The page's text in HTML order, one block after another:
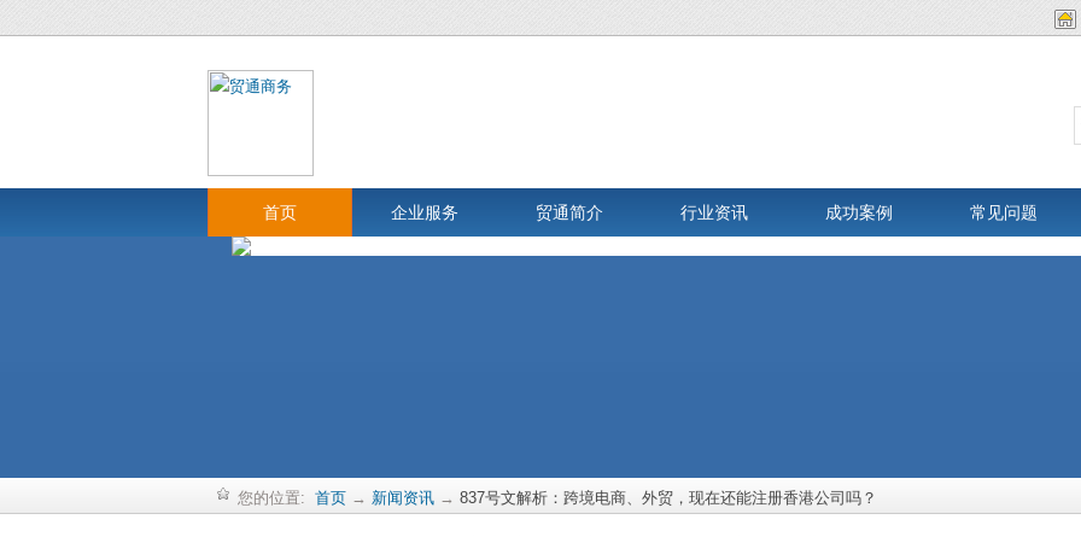
首页 企业服务 贸通简介 行业资讯 成功案例 常见问题
您的位置: 首页 → 新闻资讯 → 837号文解析：跨境电商、外贸，现在还能注册香港公司吗？